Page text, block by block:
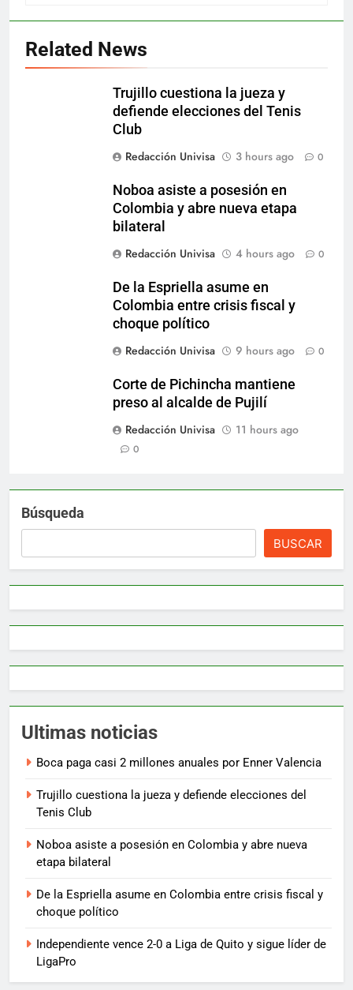
Related News
Trujillo cuestiona la jueza y
defiende elecciones del Tenis
Club
Redacción Univisa
3 hours ago 0
Noboa asiste a posesión en
Colombia y abre nueva etapa
bilateral
Redacción Univisa
4 hours ago 0
De la Espriella asume en
Colombia entre crisis fiscal y
choque político
Redacción Univisa
9 hours ago 0
Corte de Pichincha mantiene
preso al alcalde de Pujilí
Redacción Univisa
11 hours ago
0
Búsqueda
BUSCAR
Ultimas noticias
Boca paga casi 2 millones anuales por Enner Valencia
Trujillo cuestiona la jueza y defiende elecciones del
Tenis Club
Noboa asiste a posesión en Colombia y abre nueva
etapa bilateral
De la Espriella asume en Colombia entre crisis fiscal y
choque político
Independiente vence 2-0 a Liga de Quito y sigue líder de
LigaPro